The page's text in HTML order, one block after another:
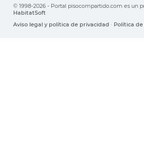
© 1998-2026 - Portal pisocompartido.com es un
HabitatSoft
Aviso legal y política de privacidad · Política de